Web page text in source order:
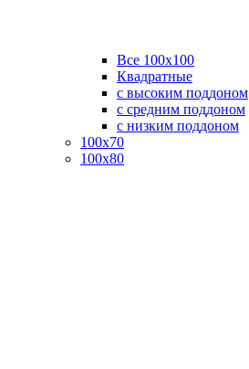
Все 100х100
Квадратные
с высоким поддоном
с средним поддоном
с низким поддоном
100х70
100х80